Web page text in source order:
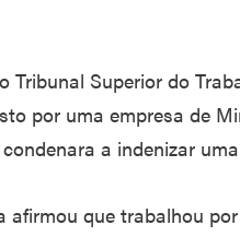
Tribunal Superior do
por uma empresa de
a indenizar
afirmou que trabalhou